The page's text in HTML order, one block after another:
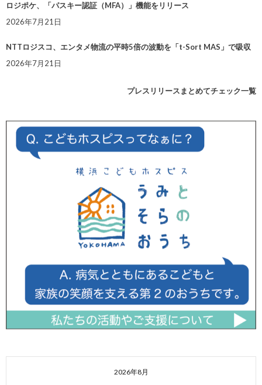
ロジポケ、「パスキー認証（MFA）」機能をリリース
2026年7月21日
NTTロジスコ、エンタメ物流の平時5倍の波動を「t-Sort MAS」で吸収
2026年7月21日
プレスリリースまとめてチェック一覧
2026年8月